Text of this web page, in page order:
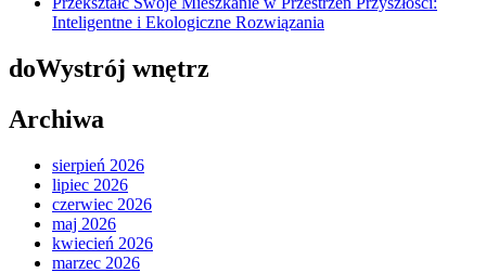
Inteligentne i Ekologiczne Rozwiązania
doWystrój wnętrz
Archiwa
sierpień 2026
lipiec 2026
czerwiec 2026
maj 2026
kwiecień 2026
marzec 2026